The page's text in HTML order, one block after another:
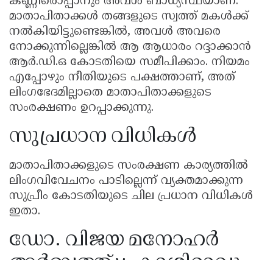
മാതാപിതാക്കൾ തങ്ങളുടെ സ്വത്ത് മകൾക്ക്
നൽകിയിട്ടുണ്ടെങ്കിൽ, അവൾ അവരെ
നോക്കുന്നില്ലെങ്കിൽ ആ ആധാരം റദ്ദാക്കാൻ
ആർ.ഡി.ഒ കോടതിയെ സമീപിക്കാം. നിയമം
എപ്പോഴും നീതിയുടെ പക്ഷത്താണ്, അത്
ലിംഗഭേദമില്ലാതെ മാതാപിതാക്കളുടെ
സംരക്ഷണം ഉറപ്പാക്കുന്നു.
സുപ്രധാന വിധികൾ
മാതാപിതാക്കളുടെ സംരക്ഷണ കാര്യത്തിൽ
ലിംഗവിവേചനം പാടില്ലെന്ന് വ്യക്തമാക്കുന്ന
സുപ്രീം കോടതിയുടെ ചില പ്രധാന വിധികൾ
ഇതാ.
ഡോ. വിജയ മനോഹർ